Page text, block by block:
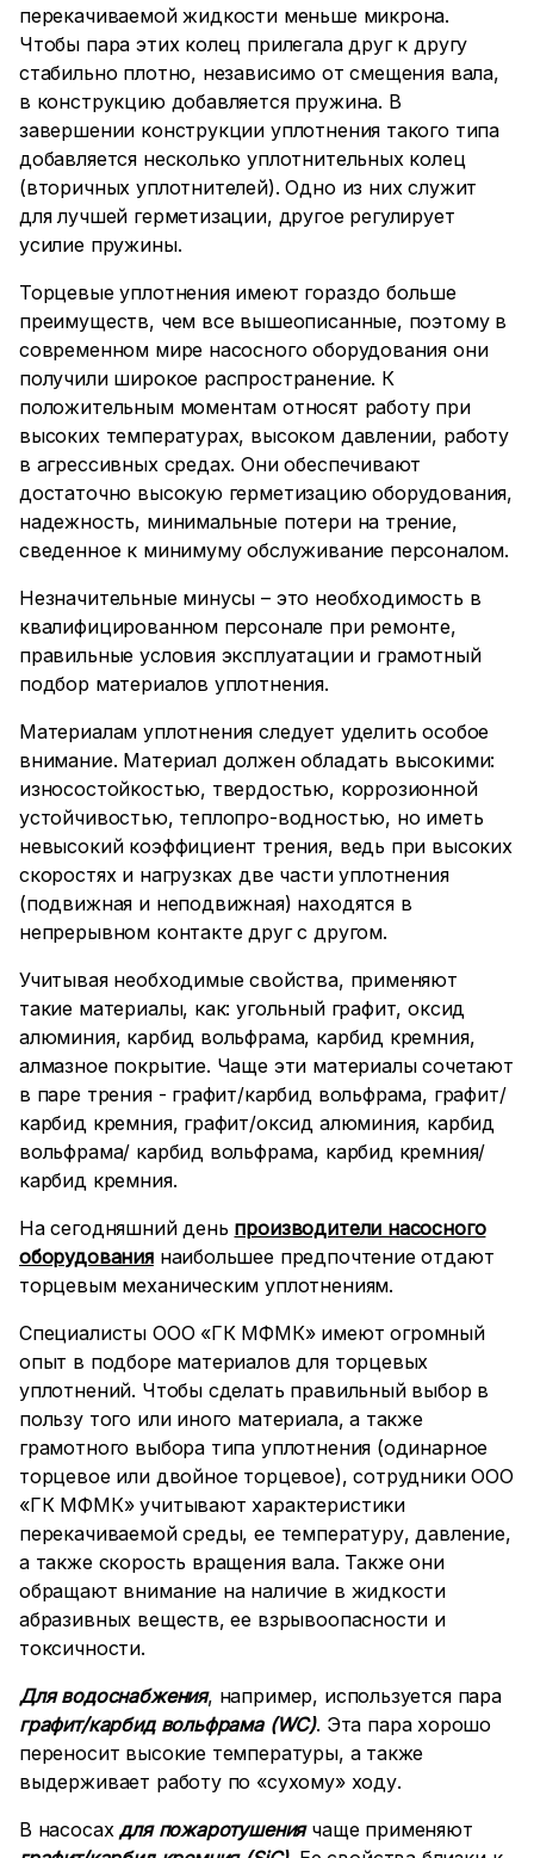
перекачиваемой жидкости меньше микрона.
Чтобы пара этих колец прилегала друг к другу
стабильно плотно, независимо от смещения вала,
в конструкцию добавляется пружина. В
завершении конструкции уплотнения такого типа
добавляется несколько уплотнительных колец
(вторичных уплотнителей). Одно из них служит
для лучшей герметизации, другое регулирует
усилие пружины.
Торцевые уплотнения имеют гораздо больше
преимуществ, чем все вышеописанные, поэтому в
современном мире насосного оборудования они
получили широкое распространение. К
положительным моментам относят работу при
высоких температурах, высоком давлении, работу
в агрессивных средах. Они обеспечивают
достаточно высокую герметизацию оборудования,
надежность, минимальные потери на трение,
сведенное к минимуму обслуживание персоналом.
Незначительные минусы – это необходимость в
квалифицированном персонале при ремонте,
правильные условия эксплуатации и грамотный
подбор материалов уплотнения.
Материалам уплотнения следует уделить особое
внимание. Материал должен обладать высокими:
износостойкостью, твердостью, коррозионной
устойчивостью, теплопро-водностью, но иметь
невысокий коэффициент трения, ведь при высоких
скоростях и нагрузках две части уплотнения
(подвижная и неподвижная) находятся в
непрерывном контакте друг с другом.
Учитывая необходимые свойства, применяют
такие материалы, как: угольный графит, оксид
алюминия, карбид вольфрама, карбид кремния,
алмазное покрытие. Чаще эти материалы сочетают
в паре трения - графит/карбид вольфрама, графит/
карбид кремния, графит/оксид алюминия, карбид
вольфрама/ карбид вольфрама, карбид кремния/
карбид кремния.
На сегодняшний день производители насосного
оборудованиянаибольшее предпочтение отдают
торцевым механическим уплотнениям.
Специалисты ООО «ГК МФМК» имеют огромный
опыт в подборе материалов для торцевых
уплотнений. Чтобы сделать правильный выбор в
пользу того или иного материала, а также
грамотного выбора типа уплотнения (одинарное
торцевое или двойное торцевое), сотрудники ООО
«ГК МФМК» учитывают характеристики
перекачиваемой среды, ее температуру, давление,
а также скорость вращения вала. Также они
обращают внимание на наличие в жидкости
абразивных веществ, ее взрывоопасности и
токсичности.
Для водоснабжения, например, используется пара
графит/карбид вольфрама (WC). Эта пара хорошо
переносит высокие температуры, а также
выдерживает работу по «сухому» ходу.
В насосахдля пожаротушениячаще применяют